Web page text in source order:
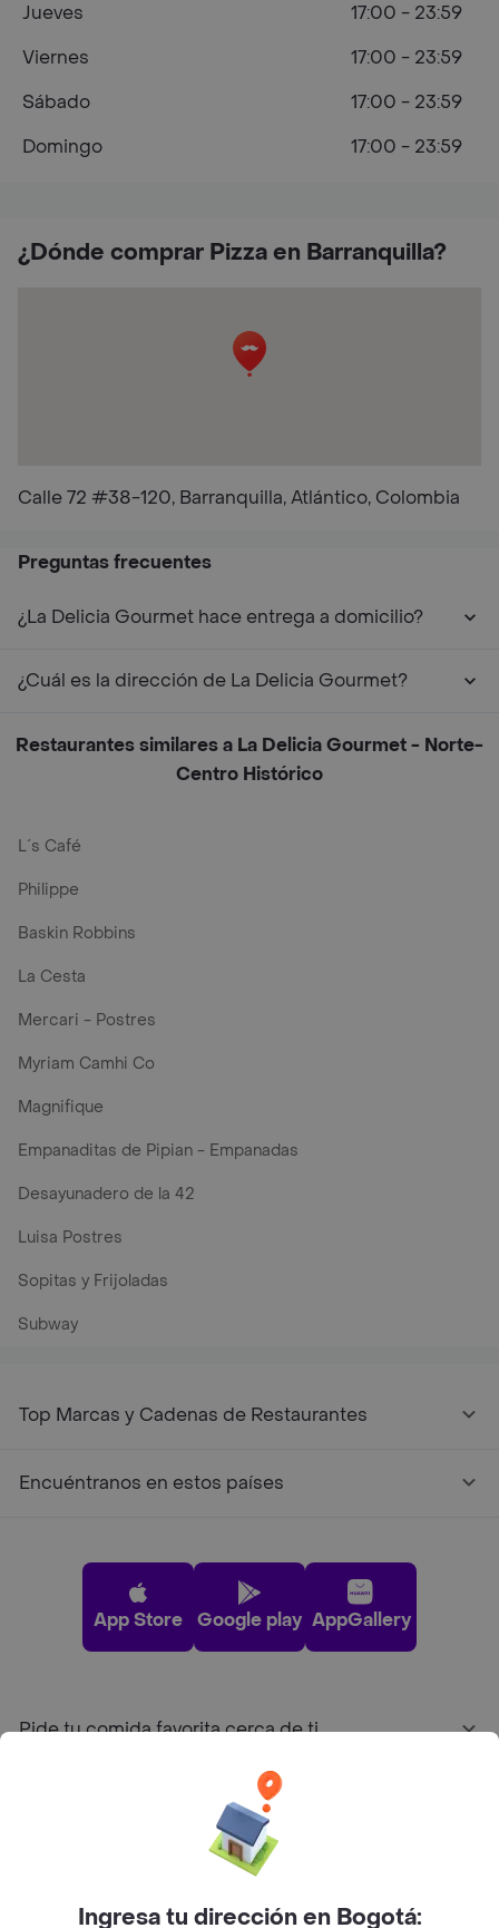
¿Dónde comprar Pizza en Barranquilla?
Calle 72 #38-120, Barranquilla, Atlántico, Colombia
Jueves
17:00 - 23:59
Viernes
17:00 - 23:59
Sábado
17:00 - 23:59
Domingo
17:00 - 23:59
Preguntas frecuentes
¿La Delicia Gourmet hace entrega a domicilio?
¿Cuál es la dirección de La Delicia Gourmet?
Restaurantes similares a La Delicia Gourmet - Norte-
Centro Histórico
L´s Café
Philippe
Baskin Robbins
La Cesta
Mercari - Postres
Myriam Camhi Co
Magnifique
Empanaditas de Pipian - Empanadas
Desayunadero de la 42
Luisa Postres
Sopitas y Frijoladas
Subway
Top Marcas y Cadenas de Restaurantes
Encuéntranos en estos países
App Store Google play AppGallery
Pide tu comida favorita cerca de ti
Ingresa tu dirección en Bogotá: